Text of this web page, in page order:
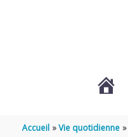
Accueil Vie quotidienne